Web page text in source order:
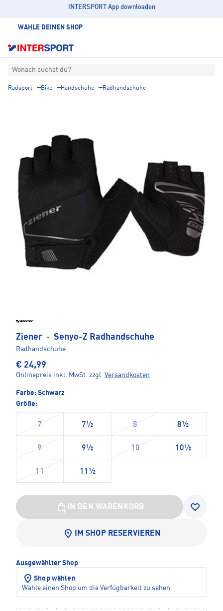
INTERSPORT App downloaden
WÄHLE DEINEN SHOP
Wonach suchst du?
Radsport Bike Handschuhe Radhandschuhe
Ziener · Senyo-Z Radhandschuhe
Radhandschuhe
€ 24,99
Onlinepreis inkl. MwSt. zzgl. Versandkosten
Farbe: Schwarz
Größe:
7 7½ 8 8½
9 9½ 10 10½
11 11½
IN DEN WARENKORB
IM SHOP RESERVIEREN
Ausgewählter Shop
Shop wählen
Wähle einen Shop um die Verfügbarkeit zu sehen